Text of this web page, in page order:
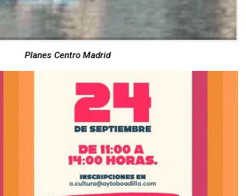
Planes Centro Madrid